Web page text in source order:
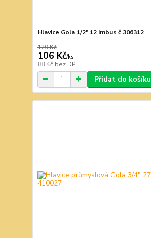
Hlavice Gola 1/2" 12 imbus č.306312
129 Kč
106 Kč/ks
88 Kč bez DPH
Přidat do košíku